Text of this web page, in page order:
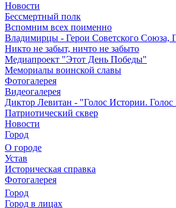
Новости
Бессмертный полк
Вспомним всех поименно
Владимирцы - Герои Советского Союза,
Никто не забыт, ничто не забыто
Медиапроект "Этот День Победы"
Мемориалы воинской славы
Фотогалерея
Видеогалерея
Диктор Левитан - "Голос Истории.
Патриотический сквер
Новости
Город
О городе
Устав
Историческая справка
Фотогалерея
Город
Город в лицах